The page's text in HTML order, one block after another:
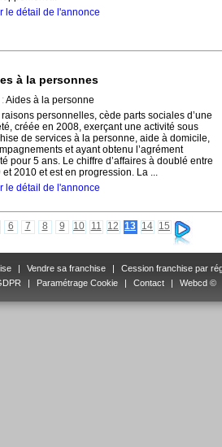
le détail de l'annonce
à la personnes
Aides à la personne
raisons personnelles, cède parts sociales d’une
créée en 2008, exerçant une activité sous
de services à la personne, aide à domicile,
et ayant obtenu l’agrément
pour 5 ans. Le chiffre d’affaires à doublé entre
et 2010 et est en progression. La ...
le détail de l'annonce
6 7 8 9 10 11 12 13 14 15
Vendre sa franchise
Cession franchise par
Paramétrage Cookie Contact Webcd ©